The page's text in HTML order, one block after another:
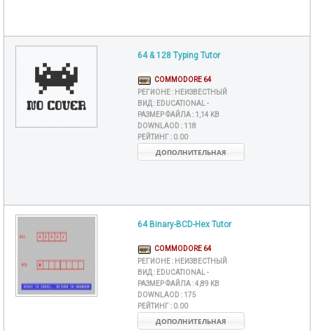
64 & 128 Typing Tutor
COMMODORE 64
РЕГИОНЕ : НЕИЗВЕСТНЫЙ
ВИД : EDUCATIONAL -
РАЗМЕР ФАЙЛА : 1,14 KB
DOWNLAOD : 118
РЕЙТИНГ : 0.00
ДОПОЛНИТЕЛЬНАЯ
64 Binary-BCD-Hex Tutor
COMMODORE 64
РЕГИОНЕ : НЕИЗВЕСТНЫЙ
ВИД : EDUCATIONAL -
РАЗМЕР ФАЙЛА :4,89 KB
DOWNLAOD : 175
РЕЙТИНГ : 0.00
ДОПОЛНИТЕЛЬНАЯ